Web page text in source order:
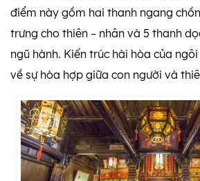
điểm này gồm hai thanh ngang
trưng cho thiên – nhân và 5 thanh
ngũ hành. Kiến trúc hài hòa của
về sự hòa hợp giữa con người và